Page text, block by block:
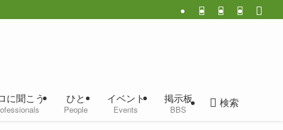
に聞こう ひと
People
イベント
Events
掲示板
BBS
検索